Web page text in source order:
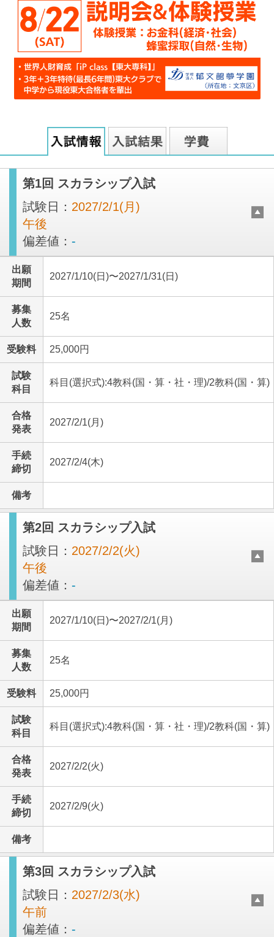
ブックマークした学校はありません
第1回 スカラシップ入試
試験日： 2027/2/1(月)
午後
偏差値： -
出願
期間
2027/1/10(日)〜2027/1/31(日)
募集
人数
25名
受験料 25,000円
試験
科目
科目(選択式):4教科(国・算・社・理)/2教科(国・算)
合格
発表
2027/2/1(月)
手続
締切
2027/2/4(木)
備考
第2回 スカラシップ入試
試験日： 2027/2/2(火)
午後
偏差値： -
出願
期間
2027/1/10(日)〜2027/2/1(月)
募集
人数
25名
受験料 25,000円
試験
科目
科目(選択式):4教科(国・算・社・理)/2教科(国・算)
合格
発表
2027/2/2(火)
手続
締切
2027/2/9(火)
備考
第3回 スカラシップ入試
試験日： 2027/2/3(水)
午前
偏差値： -